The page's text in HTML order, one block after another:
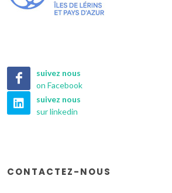
suivez nous
on Facebook
suivez nous
sur linkedin
CONTACTEZ-NOUS